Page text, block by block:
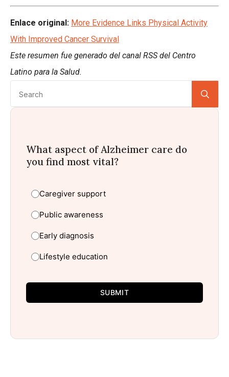
Enlace original: More Evidence Links Physical Activity
With Improved Cancer Survival
Este resumen fue generado del canal RSS del Centro
Latino para la Salud.
What aspect of Alzheimer care do
you find most vital?
Caregiver support
Public awareness
Early diagnosis
Lifestyle education
SUBMIT